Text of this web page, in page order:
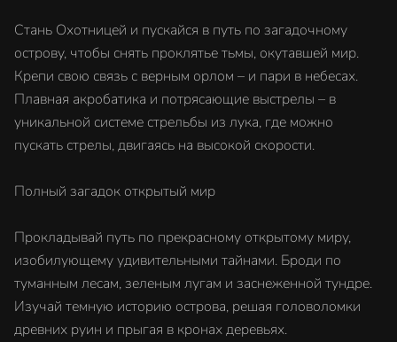
Стань Охотницей и пускайся в путь по загадочному
острову, чтобы снять проклятье тьмы, окутавшей мир.
Крепи свою связь с верным орлом – и пари в небесах.
Плавная акробатика и потрясающие выстрелы – в
уникальной системе стрельбы из лука, где можно
пускать стрелы, двигаясь на высокой скорости.
Полный загадок открытый мир
Прокладывай путь по прекрасному открытому миру,
изобилующему удивительными тайнами. Броди по
туманным лесам, зеленым лугам и заснеженной тундре.
Изучай темную историю острова, решая головоломки
древних руин и прыгая в кронах деревьях.